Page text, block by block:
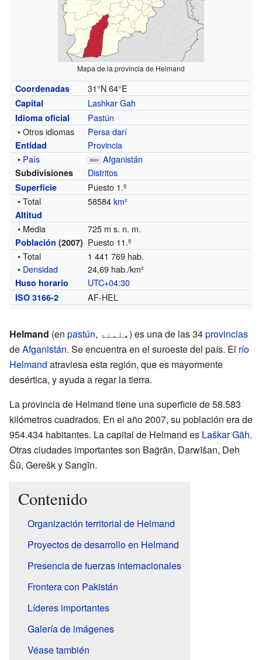
Mapa de la provincia de Helmand
Coordenadas 31°N 64°E
Capital Lashkar Gah
Idioma oficial
Pastún
• Otros idiomas
Persa darí
Entidad
Provincia
• País Afganistán
Subdivisiones Distritos
Superficie
Puesto 1.º
• Total
58584km²
Altitud
• Media 725 m s. n. m.
Población (2007) Puesto 11.º
• Total
1 441 769 hab.
• Densidad 24,69 hab./km²
Huso horario UTC+04:30
ISO 3166-2 AF-HEL
Helmand (en pastún, هلمند‎) es una de las 34provincias
deAfganistán. Se encuentra en el suroeste del país. El río
Helmand atraviesa esta región, que es mayormente
desértica, y ayuda a regar la tierra.
La provincia de Helmand tiene una superficie de 58.583
kilómetros cuadrados. En el año 2007, su población era de
954.434 habitantes. La capital de Helmand es Laškar Gāh.
Otras ciudades importantes son Baġrān, Darwīšan, Deh
Šū, Gerešk y Sangīn.
Contenido
Organización territorial de Helmand
Proyectos de desarrollo en Helmand
Presencia de fuerzas internacionales
Frontera con Pakistán
Líderes importantes
Galería de imágenes
Véase también